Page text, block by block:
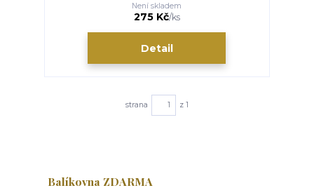
275 Kč/ks
Není skladem
Detail
strana z 1
Balíkovna ZDARMA